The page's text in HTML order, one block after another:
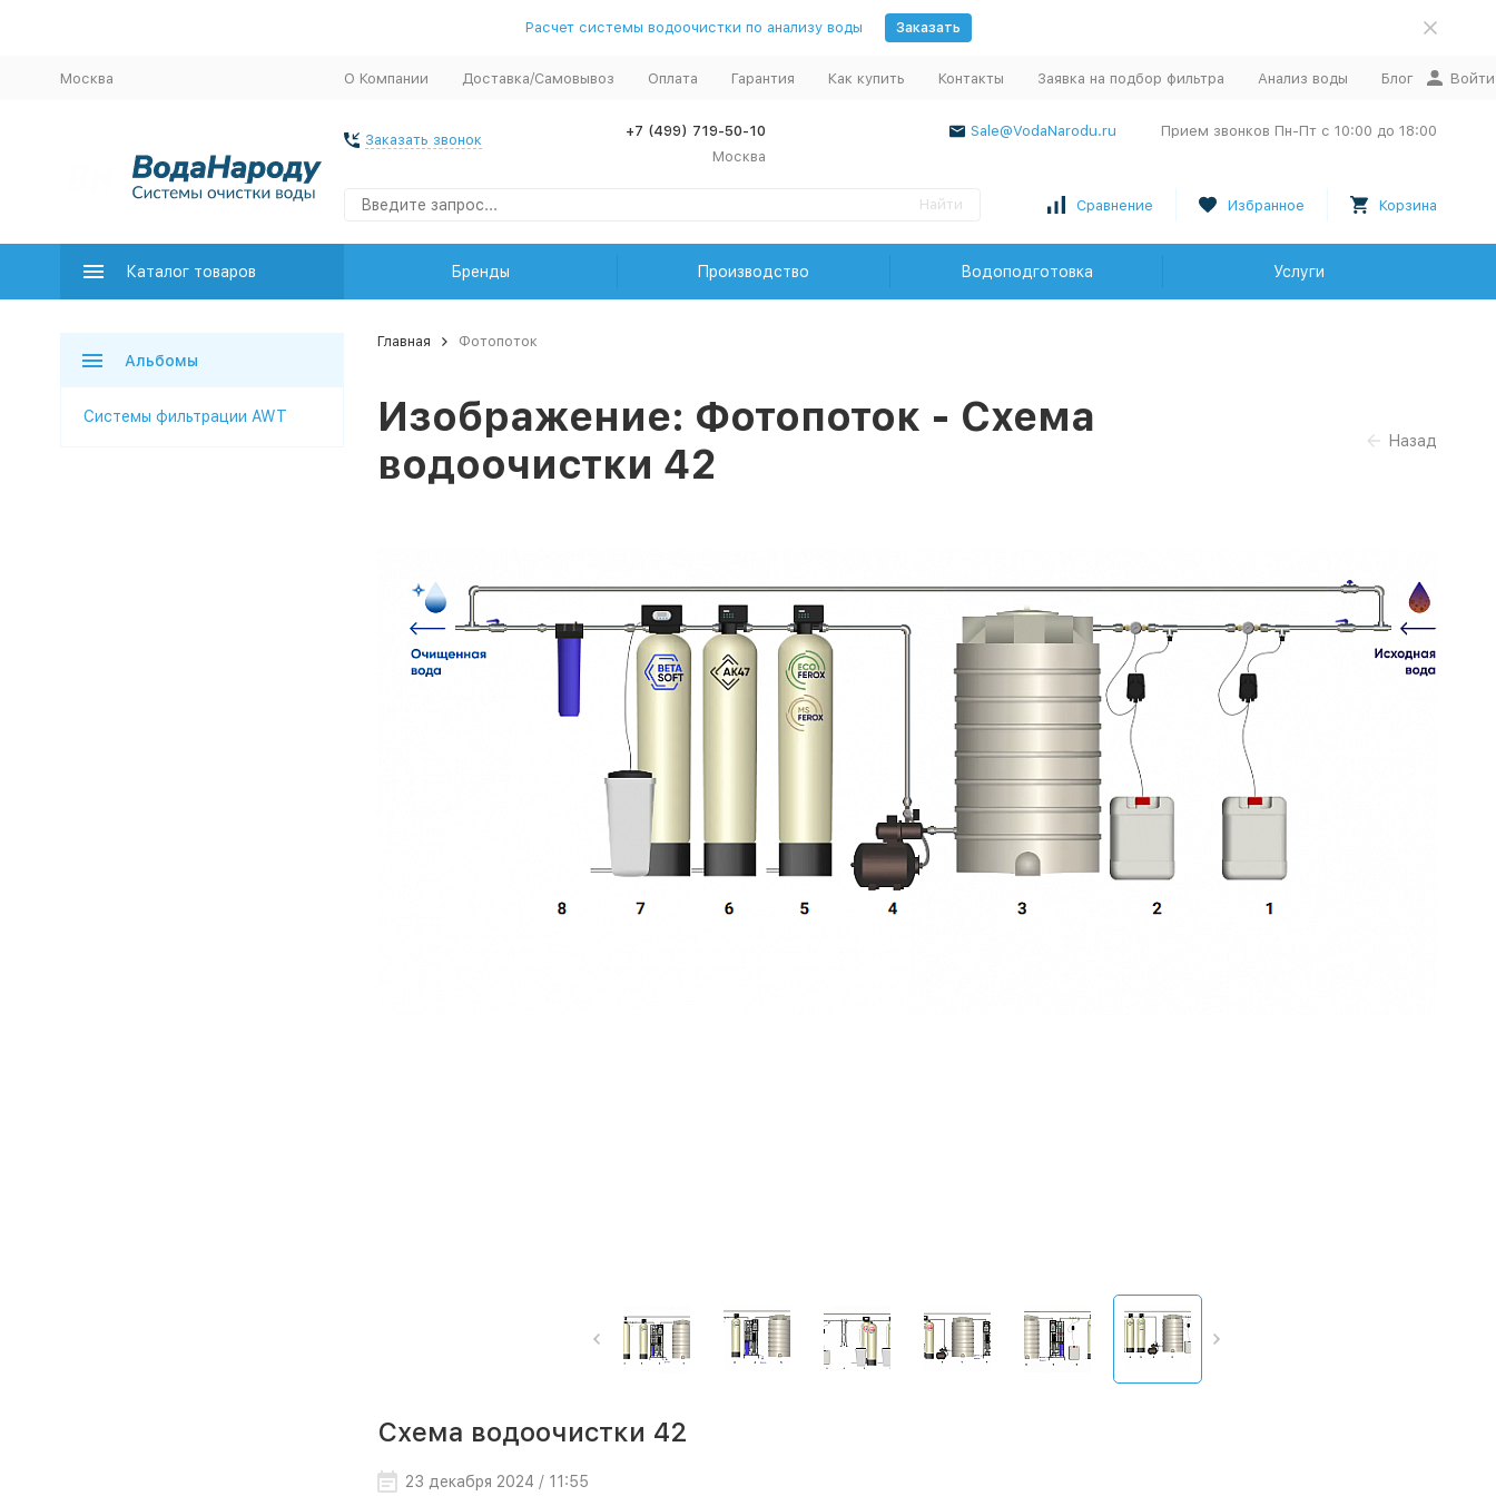
Расчет системы водоочистки по анализу воды Заказать
Москва О Компании Доставка/Самовывоз Оплата Гарантия Как купить Контакты Заявка на подбор фильтра Анализ воды Блог Войти
Заказать звонок
+7 (499) 719-50-10
Москва
Sale@VodaNarodu.ru Прием звонков Пн-Пт с 10:00 до 18:00
Найти Сравнение Избранное Корзина
Каталог товаров Бренды Производство Водоподготовка Услуги
Главная Фотопоток
Изображение: Фотопоток - Схема
водоочистки 42
Назад
Схема водоочистки 42
23 декабря 2024 / 11:55
Альбомы
Системы фильтрации AWT